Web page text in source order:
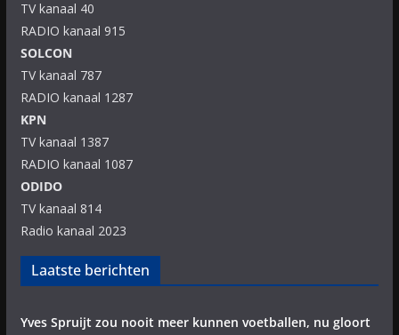
TV kanaal 40
RADIO kanaal 915
SOLCON
TV kanaal 787
RADIO kanaal 1287
KPN
TV kanaal 1387
RADIO kanaal 1087
ODIDO
TV kanaal 814
Radio kanaal 2023
Laatste berichten
Yves Spruijt zou nooit meer kunnen voetballen, nu gloort